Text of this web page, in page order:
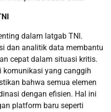
dalam latgab TNI.
dan analitik data membantu
cepat dalam situasi kritis.
komunikasi yang canggih
bahwa semua elemen
dengan efisien. Hal ini
platform baru seperti